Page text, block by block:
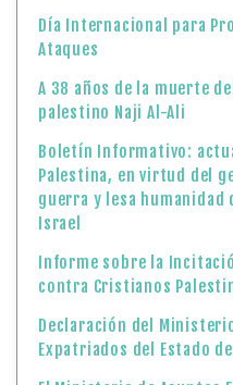
Día Internacional para
Ataques
A 38 años de la muerte
palestino Naji Al-Ali
Boletín Informativo:
Palestina, en virtud del
guerra y lesa humanidad
Israel
Informe sobre la
contra Cristianos
Declaración del
Expatriados del Estado